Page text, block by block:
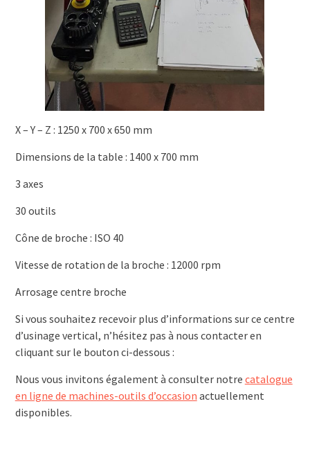
X – Y – Z : 1250 x 700 x 650 mm
Dimensions de la table : 1400 x 700 mm
3 axes
30 outils
Cône de broche : ISO 40
Vitesse de rotation de la broche : 12000 rpm
Arrosage centre broche
Si vous souhaitez recevoir plus d’informations sur ce centre
d’usinage vertical, n’hésitez pas à nous contacter en
cliquant sur le bouton ci-dessous :
Nous vous invitons également à consulter notre catalogue
en ligne de machines-outils d’occasion actuellement
disponibles.